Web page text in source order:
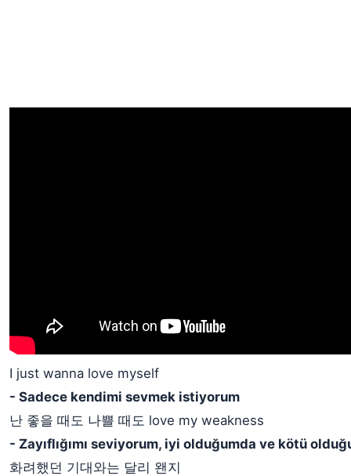
I just wanna love myself
- Sadece kendimi sevmek istiyorum
난 좋을 때도 나쁠 때도 love my weakness
- Zayıflığımı seviyorum, iyi olduğumda ve kötü
화려했던 기대와는 달리 왠지